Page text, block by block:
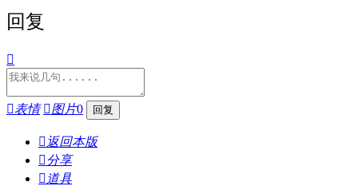
回复

表情 图片0
 返回本版
分享
 道具